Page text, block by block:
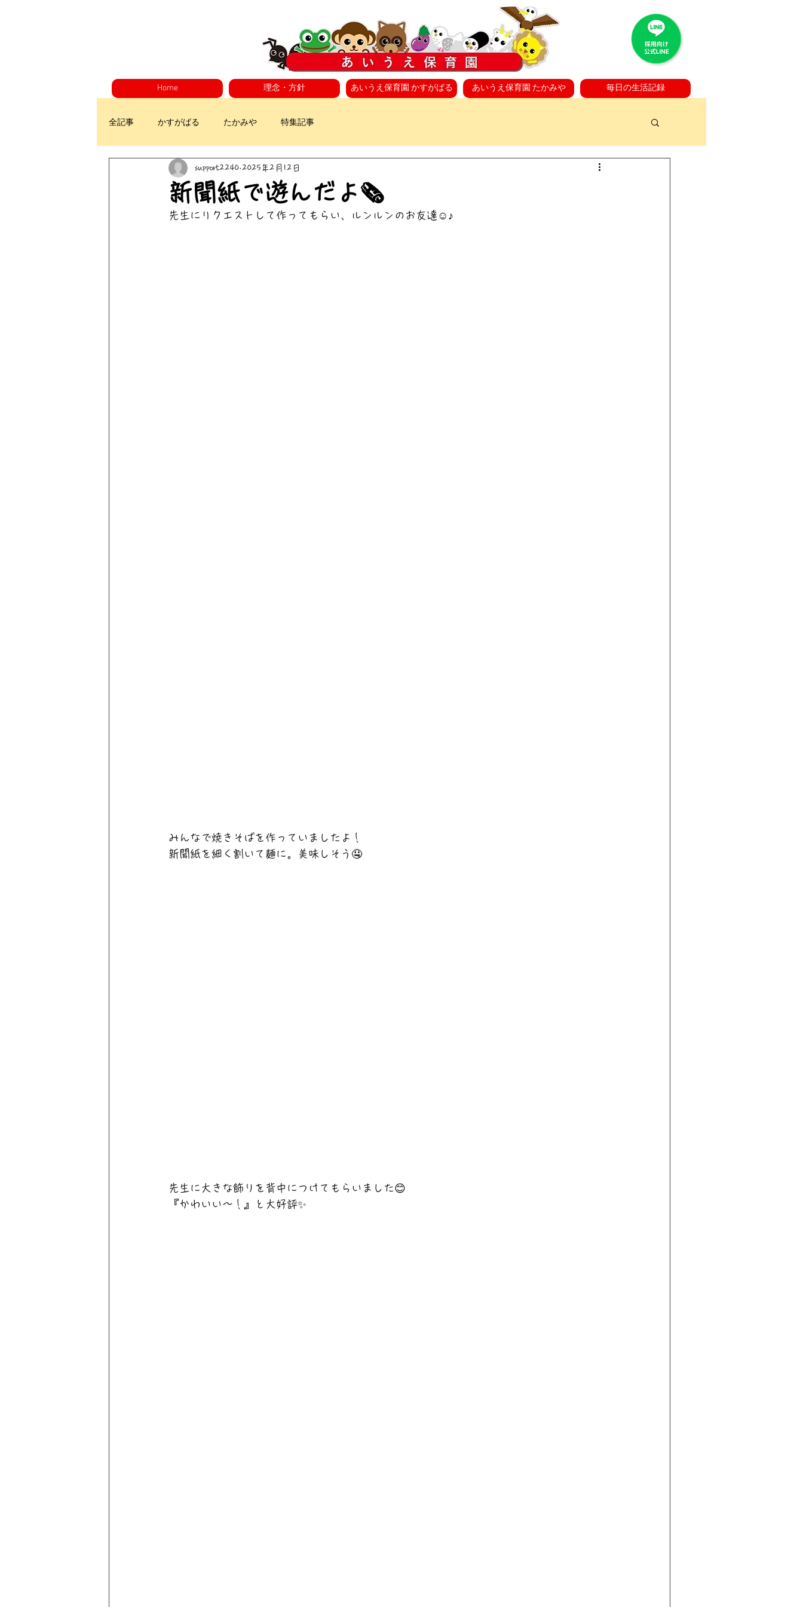
Home 理念・方針 あいうえ保育園 かすがばる あいうえ保育園 たかみや 毎日の生活記録
全記事 かすがばる たかみや 特集記事
新聞紙で遊んだよ🗞
support2240 2025年2月12日
先生にリクエストして作ってもらい、ルンルンのお友達☺️♪
みんなで焼きそばを作っていましたよ！
新聞紙を細く割いて麺に。美味しそう🤤
先生に大きな飾りを背中につけてもらいました😊
『かわいい〜！』と大好評✨